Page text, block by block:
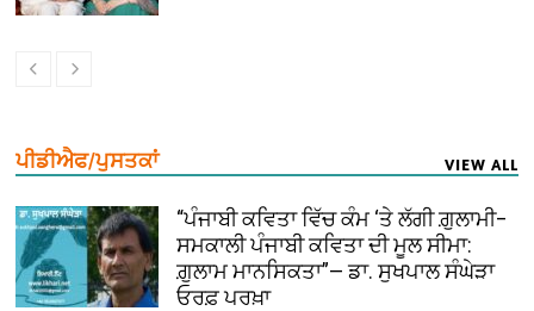
ਪੀਡੀਐਫ/ਪੁਸਤਕਾਂ VIEW ALL
“ਪੰਜਾਬੀ ਕਵਿਤਾ ਵਿੱਚ ਕੰਮ ‘ਤੇ ਲੱਗੀ ਗ਼ੁਲਾਮੀ–
ਸਮਕਾਲੀ ਪੰਜਾਬੀ ਕਵਿਤਾ ਦੀ ਮੂਲ ਸੀਮਾ:
ਗ਼ੁਲਾਮ ਮਾਨਸਿਕਤਾ”— ਡਾ. ਸੁਖਪਾਲ ਸੰਘੇੜਾ
ਓਰਫ਼ ਪਰਖ਼ਾ